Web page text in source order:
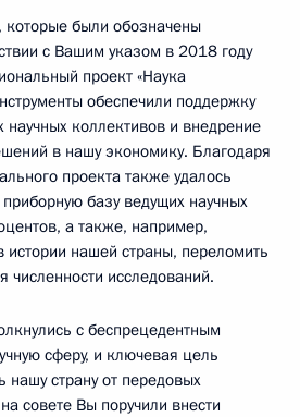
были обозначены
с Вашим указом в 2018 году
проект «Наука
обеспечили поддержку
коллективов и внедрение
в нашу экономику. Благодаря
проекта также удалось
базу ведущих научных
а также, например,
истории нашей страны, переломить
исследований.
с беспрецедентным
сферу, и ключевая цель
нашу страну от передовых
совете Вы поручили внести